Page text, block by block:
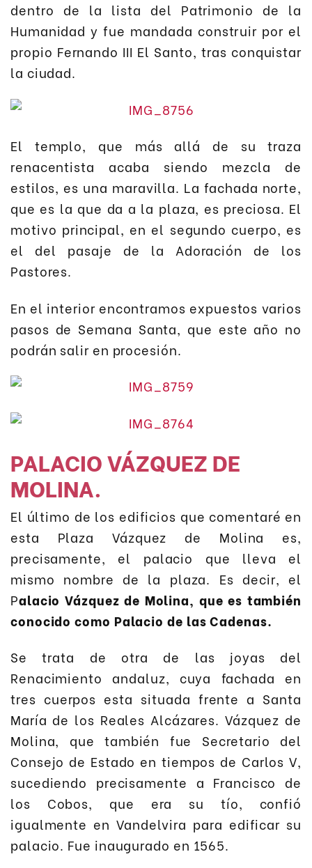
dentro de la lista del Patrimonio de la
Humanidad y fue mandada construir por el
propio Fernando III El Santo, tras conquistar
la ciudad.
El templo, que más allá de su traza
renacentista acaba siendo mezcla de
estilos, es una maravilla. La fachada norte,
que es la que da a la plaza, es preciosa. El
motivo principal, en el segundo cuerpo, es
el del pasaje de la Adoración de los
Pastores.
En el interior encontramos expuestos varios
pasos de Semana Santa, que este año no
podrán salir en procesión.
PALACIO VÁZQUEZ DE
MOLINA.
El último de los edificios que comentaré en
esta Plaza Vázquez de Molina es,
precisamente, el palacio que lleva el
mismo nombre de la plaza. Es decir, el
Palacio Vázquez de Molina, que es también
conocido como Palacio de las Cadenas.
Se trata de otra de las joyas del
Renacimiento andaluz, cuya fachada en
tres cuerpos esta situada frente a Santa
María de los Reales Alcázares. Vázquez de
Molina, que también fue Secretario del
Consejo de Estado en tiempos de Carlos V,
sucediendo precisamente a Francisco de
los Cobos, que era su tío, confió
igualmente en Vandelvira para edificar su
palacio. Fue inaugurado en 1565.